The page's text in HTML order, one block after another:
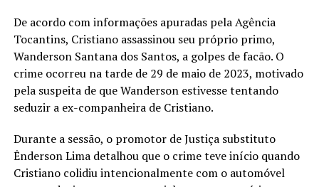
De acordo com informações apuradas pela Agência
Tocantins, Cristiano assassinou seu próprio primo,
Wanderson Santana dos Santos, a golpes de facão. O
crime ocorreu na tarde de 29 de maio de 2023, motivado
pela suspeita de que Wanderson estivesse tentando
seduzir a ex-companheira de Cristiano.
Durante a sessão, o promotor de Justiça substituto
Ênderson Lima detalhou que o crime teve início quando
Cristiano colidiu intencionalmente com o automóvel